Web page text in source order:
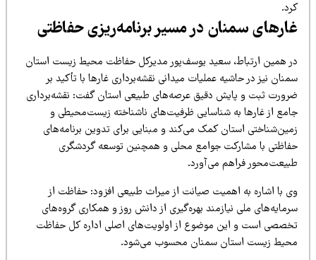
سمنان در مسیر برنامه‌ریزی حفاظتی
همین ارتباط، سعید یوسف‌پور مدیرکل حفاظت محیط زیست استان
نیز در حاشیه عملیات میدانی نقشه‌برداری غارها با تأکید بر
ثبت و پایش دقیق عرصه‌های طبیعی استان گفت: نقشه‌برداری
از غارها به شناسایی ظرفیت‌های ناشناخته زیست‌محیطی و
استان کمک می‌کند و مبنایی برای تدوین برنامه‌های
با مشارکت جوامع محلی و همچنین توسعه گردشگری
فراهم می‌آورد.
با اشاره به اهمیت صیانت از میراث طبیعی افزود: حفاظت از
ملی نیازمند بهره‌گیری از دانش روز و همکاری گروه‌های
است و این موضوع از اولویت‌های اصلی اداره کل حفاظت
زیست استان سمنان محسوب می‌شود.